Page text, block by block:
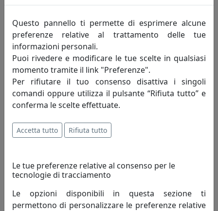
LAMPADA DA TAVOLO ESTRO 267.211.04 BRUNITO
Metal Lux
Questo pannello ti permette di esprimere alcune
preferenze relative al trattamento delle tue
informazioni personali.
Puoi rivedere e modificare le tue scelte in qualsiasi
momento tramite il link "Preferenze".
Per rifiutare il tuo consenso disattiva i singoli
comandi oppure utilizza il pulsante “Rifiuta tutto” e
conferma le scelte effettuate.
Accetta tutto Rifiuta tutto
Le tue preferenze relative al consenso per le
tecnologie di tracciamento
Le opzioni disponibili in questa sezione ti
permettono di personalizzare le preferenze relative